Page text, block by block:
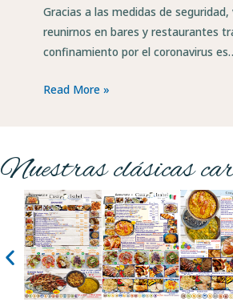
Gracias a las medidas de seguridad,
reunirnos en bares y restaurantes
confinamiento por el coronavirus
Read More »
Nuestras clásicas